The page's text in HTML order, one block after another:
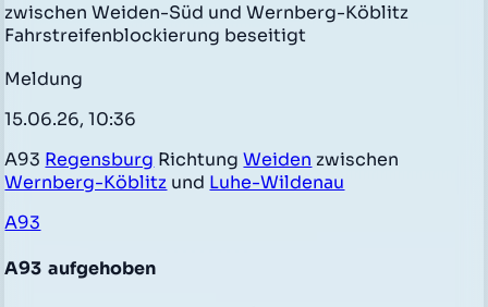
zwischen Weiden-Süd und Wernberg-Köblitz
Fahrstreifenblockierung beseitigt
Meldung
15.06.26, 10:36
A93 Regensburg RichtungWeiden zwischen
Wernberg-Köblitz und Luhe-Wildenau
A93
A93 aufgehoben